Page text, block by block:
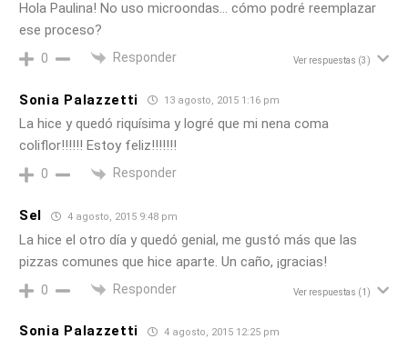
Hola Paulina! No uso microondas… cómo podré reemplazar
ese proceso?
0 Responder Ver respuestas (3)
Sonia Palazzetti 13 agosto, 2015 1:16 pm
La hice y quedó riquísima y logré que mi nena coma
coliflor!!!!!! Estoy feliz!!!!!!!
0 Responder
Sel 4 agosto, 2015 9:48 pm
La hice el otro día y quedó genial, me gustó más que las
pizzas comunes que hice aparte. Un caño, ¡gracias!
0 Responder Ver respuestas (1)
Sonia Palazzetti 4 agosto, 2015 12:25 pm